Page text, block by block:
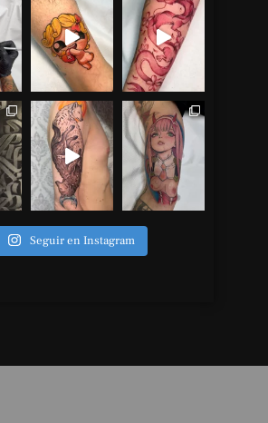
Seguir en Instagram